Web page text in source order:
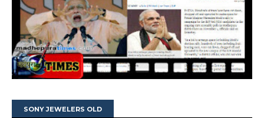
SONY JEWELERS OLD